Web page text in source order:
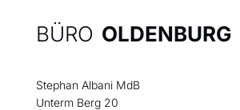
BÜRO OLDENBURG
Stephan Albani MdB
Unterm Berg 20